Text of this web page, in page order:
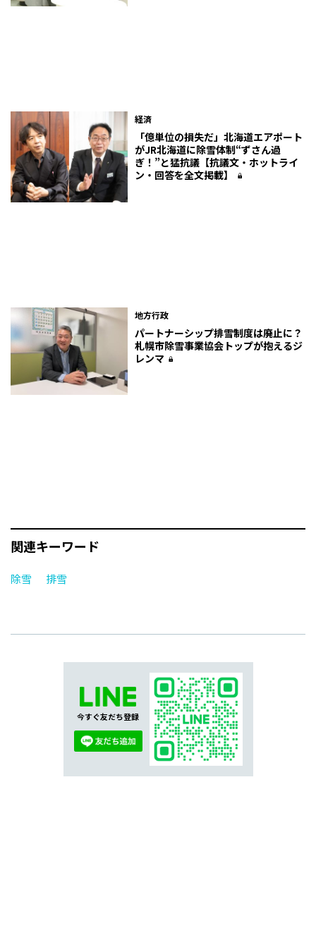
経済
「億単位の損失だ」北海道エアポート
がJR北海道に除雪体制“ずさん過
ぎ！”と猛抗議【抗議文・ホットライ
ン・回答を全文掲載】
地方行政
パートナーシップ排雪制度は廃止に？
札幌市除雪事業協会トップが抱えるジ
レンマ
関連キーワード
除雪 排雪
今すぐ友だち登録